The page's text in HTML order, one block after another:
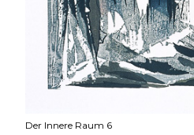
Der Innere Raum 6